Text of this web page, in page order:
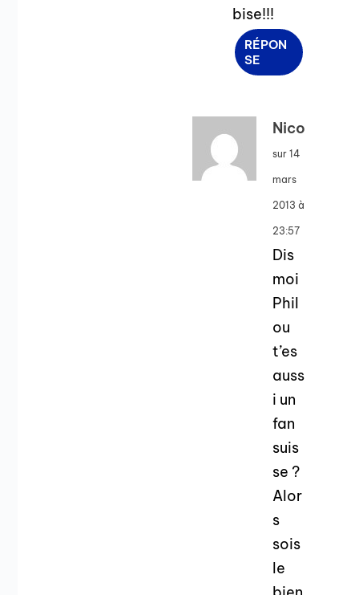
bise!!!
RÉPON
SE
Nico
sur 14
mars
2013 à
23:57
Dis
moi
Phil
ou
t’es
auss
i un
fan
suis
se ?
Alor
s
sois
le